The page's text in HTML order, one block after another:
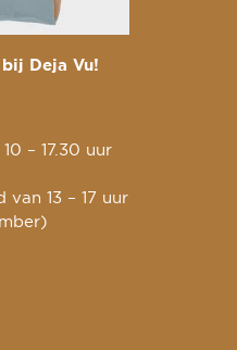
Deja Vu!
– 17.30 uur
van 13 – 17 uur